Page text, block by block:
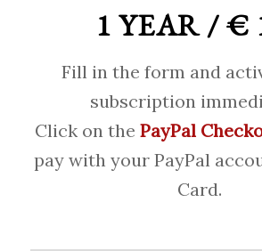
1 YEAR / €
Fill in the form and
subscription
Click on the PayPal
pay with your PayPal
Card.